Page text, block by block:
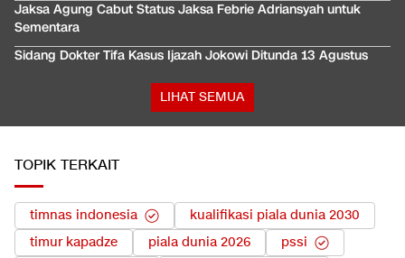
Jaksa Agung Cabut Status Jaksa Febrie Adriansyah untuk
Sementara
Sidang Dokter Tifa Kasus Ijazah Jokowi Ditunda 13 Agustus
LIHAT SEMUA
TOPIK TERKAIT
timnas indonesia
kualifikasi piala dunia 2030
timur kapadze
piala dunia 2026
pssi